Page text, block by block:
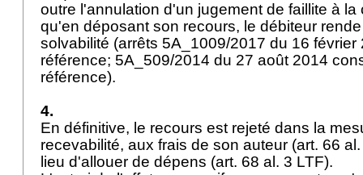
outre l'annulation d'un jugement de faillite à
qu'en déposant son recours, le débiteur
solvabilité (arrêts 5A_1009/2017 du 16 février
référence; 5A_509/2014 du 27 août 2014
référence).
4.
En définitive, le recours est rejeté dans la
recevabilité, aux frais de son auteur (art. 66
lieu d'allouer de dépens (art. 68 al. 3 LTF).